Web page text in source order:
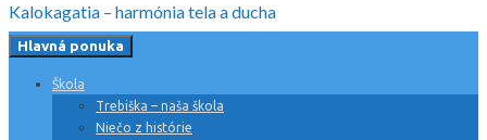
Kalokagatia – harmónia tela a ducha
Hlavná ponuka
Škola
Trebiška – naša škola
Niečo z histórie